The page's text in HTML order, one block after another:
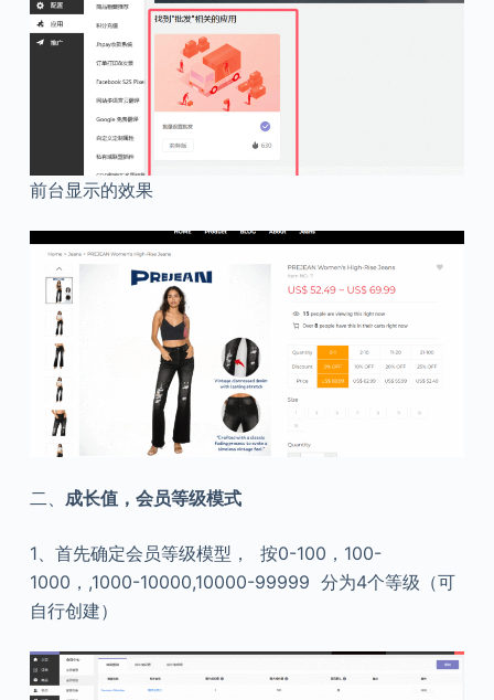
前台显示的效果
二、 成长值，会员等级模式
1、首先确定会员等级模型， 按0-100，100-
1000，,1000-10000,10000-99999 分为4个等级（可
自行创建）